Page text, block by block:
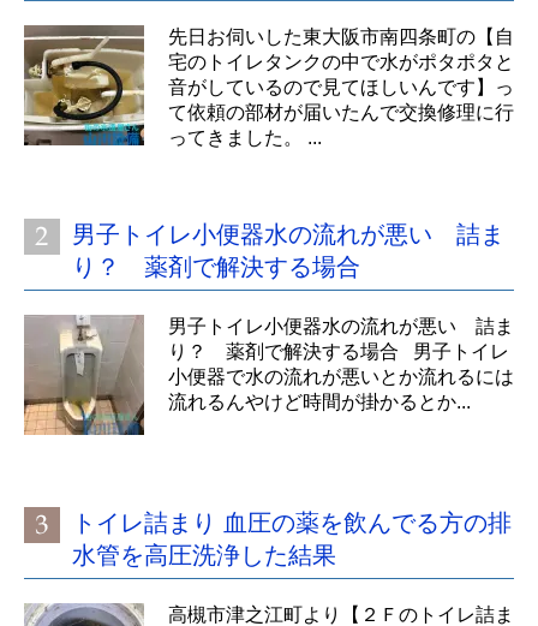
先日お伺いした東大阪市南四条町の【自
宅のトイレタンクの中で水がポタポタと
音がしているので見てほしいんです】っ
て依頼の部材が届いたんで交換修理に行
ってきました。 ...
男子トイレ小便器水の流れが悪い 詰ま
り？ 薬剤で解決する場合
男子トイレ小便器水の流れが悪い 詰ま
り？ 薬剤で解決する場合 男子トイレ
小便器で水の流れが悪いとか流れるには
流れるんやけど時間が掛かるとか...
トイレ詰まり 血圧の薬を飲んでる方の排
水管を高圧洗浄した結果
高槻市津之江町より【２Ｆのトイレ詰ま